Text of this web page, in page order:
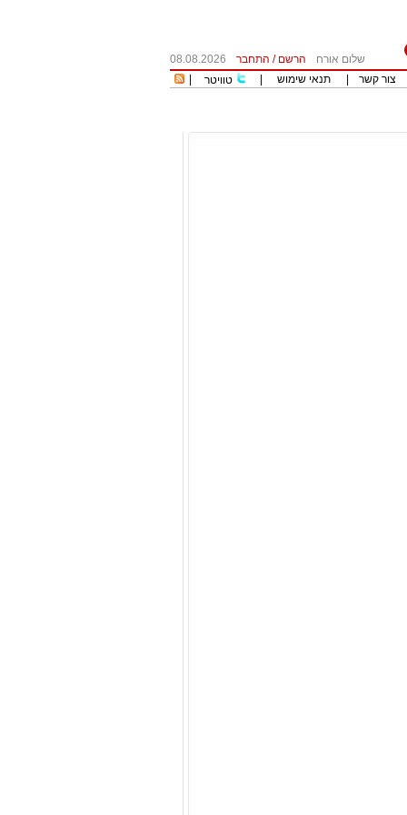
שלום אורח הרשם / התחבר
08.08.2026
צור קשר תנאי שימוש טוויטר